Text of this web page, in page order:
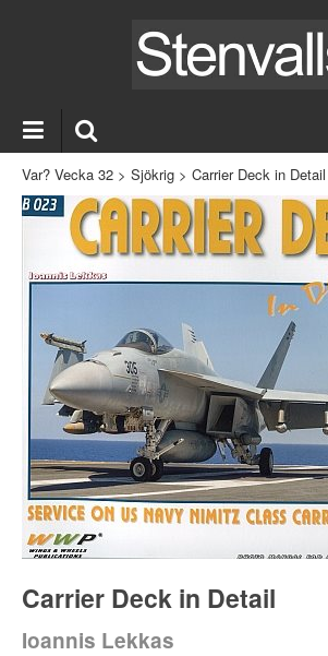
Var? Vecka 32 > Sjökrig > Carrier Deck in Detail
Carrier Deck in Detail
Ioannis Lekkas